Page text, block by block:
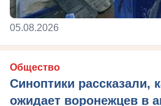
05.08.2026
Общество
Синоптики рассказали,
ожидает воронежцев в